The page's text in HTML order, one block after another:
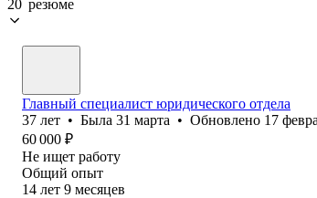
20 резюме
Главный специалист юридического отдела
37 лет • Была 31 марта • Обновлено 17
60 000 ₽
Не ищет работу
Общий опыт
14 лет 9 месяцев